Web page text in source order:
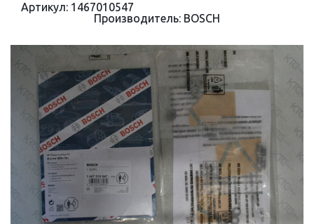
Артикул: 1467010547
Производитель: BOSCH